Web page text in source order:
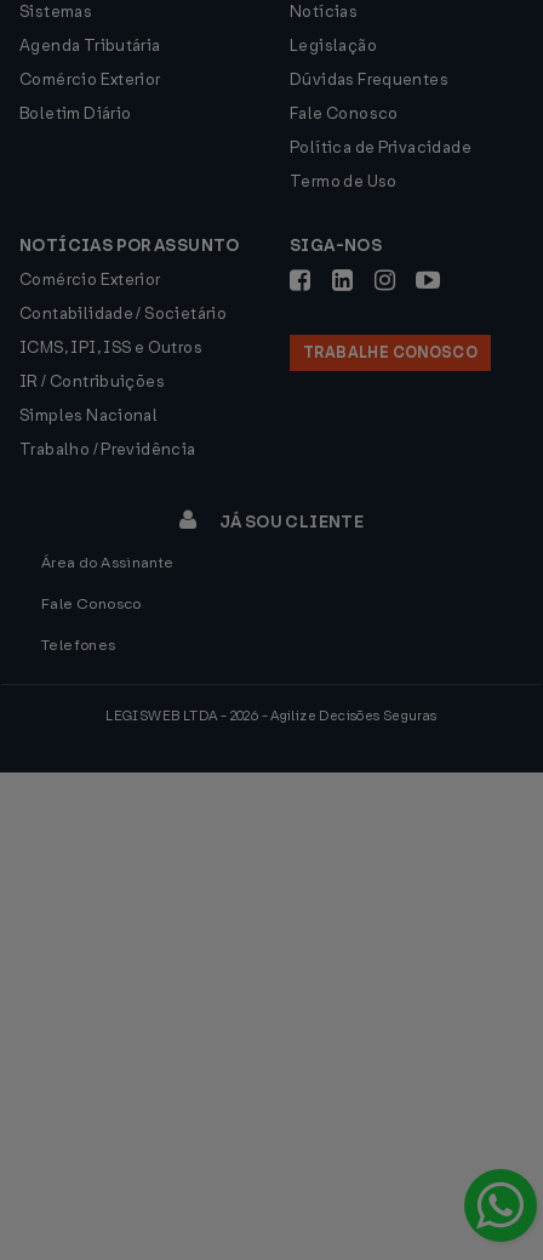
Sistemas
Agenda Tributária
Comércio Exterior
Boletim Diário
Notícias
Legislação
Dúvidas Frequentes
Fale Conosco
Política de Privacidade
Termo de Uso
NOTÍCIAS POR ASSUNTO
Comércio Exterior
Contabilidade / Societário
ICMS, IPI, ISS e Outros
IR / Contribuições
Simples Nacional
Trabalho / Previdência
SIGA-NOS
TRABALHE CONOSCO
JÁ SOU CLIENTE
Área do Assinante
Fale Conosco
Telefones
LEGISWEB LTDA - 2026 - Agilize Decisões Seguras